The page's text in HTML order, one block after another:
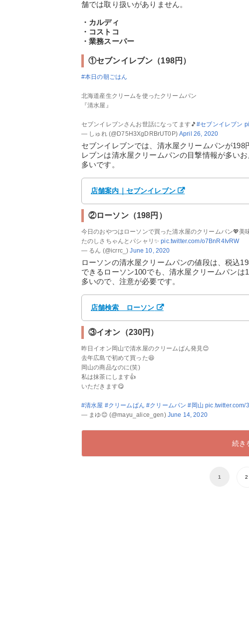
舗では取り扱いがありません。
・カルディ
・コストコ
・業務スーパー
①セブンイレブン（198円）
#本日の朝ごはん
北海道産生クリームを使ったクリームパン
『清水屋』
セブンイレブンさんお世話になってます🎵#セブンイレブン
— しゅれ (@D75H3XgDRBrUT0P)April 26, 2020
セブンイレブンでは、清水屋クリームパンが
レブンは清水屋クリームパンの目撃情報が多い
多いです。
店舗案内｜セブンイレブン
②ローソン（198円）
今日のおやつはローソンで買った清水屋のクリームパン💖美
たのしさちゃんとパシャリ✨pic.twitter.com/o7BnR4IvRW
— るん (@icrrc_)June 10, 2020
ローソンの清水屋クリームパンの値段は、税込
できるローソン100でも、清水屋クリームパン
多いので、注意が必要です。
店舗検索 ローソン
③イオン（230円）
昨日イオン岡山で清水屋のクリームぱん発見😊
去年広島で初めて買った😆
岡山の商品なのに(笑)
私は抹茶にします👍
いただきます😋
#清水屋 #クリームぱん #クリームパン #岡山 pic.twitter.com/
— まゆ😊 (@mayu_alice_gen) June 14, 2020
続き
1 2